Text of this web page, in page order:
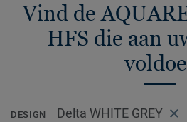
Vind de
HFS die aan
DESIGN Delta WHITE GREY